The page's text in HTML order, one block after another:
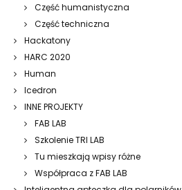
Część humanistyczna
Część techniczna
Hackatony
HARC 2020
Human
Icedron
INNE PROJEKTY
FAB LAB
Szkolenie TRI LAB
Tu mieszkają wpisy różne
Współpraca z FAB LAB